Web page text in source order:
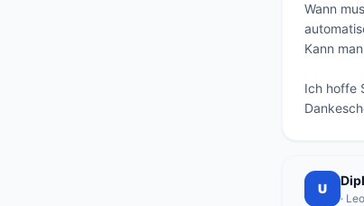
Wann
Kann
Ich hoffe
U
·